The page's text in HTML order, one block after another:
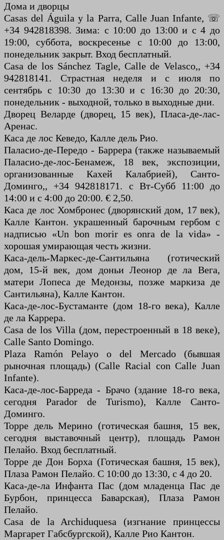
Дома и дворцы
Casas del Águila y la Parra, Calle Juan Infante, ☏
+34 942818398. Зима: с 10:00 до 13:00 и с 4 до
19:00, суббота, воскресенье с 10:00 до 13:00,
понедельник закрыт. Вход бесплатный.
Casa de los Sánchez Tagle, Calle de Velasco,, +34
942818141. Страстная неделя и с июля по
сентябрь с 10:30 до 13:30 и с 16:30 до 20:30,
понедельник - выходной, только в выходные дни.
Дворец Веларде (дворец, 15 век), Пласа-де-лас-
Аренас.
Каса де лос Кеведо, Калле дель Рио.
Паласио-де-Передо - Баррера (также называемый
Паласио-де-лос-Бенамеж, 18 век, экспозиции,
организованные Кахей Калабрией), Санто-
Доминго,, +34 942818171. с Вт-Субб 11:00 до
14:00 и с 4:00 до 20:00. € 2,50.
Каса де лос Хомбронес (дворянский дом, 17 век),
Калле Кантон. украшенный барочным гербом с
надписью «Un bon morir es onra de la vida» -
хорошая умирающая честь жизни.
Каса-дель-Маркес-де-Сантильяна (готический
дом, 15-й век, дом доньи Леонор де ла Вега,
матери Лопеса де Медонзы, позже маркиза де
Сантильяна), Калле Кантон.
Каса-де-лос-Бустаманте (дом 18-го века), Калле
де ла Каррера.
Casa de los Villa (дом, перестроенный в 18 веке),
Calle Santo Domingo.
Plaza Ramón Pelayo o del Mercado (бывшая
рыночная площадь) (Calle Racial con Calle Juan
Infante).
Каса-де-лос-Барреда - Брачо (здание 18-го века,
сегодня Parador de Turismo), Калле Санто-
Доминго.
Торре дель Мерино (готическая башня, 15 век,
сегодня выставочный центр), площадь Рамон
Пелайо. Вход бесплатный.
Торре де Дон Борха (Готическая башня, 15 век),
Плаза Рамон Пелайо. С 10:00 до 13:30, с 4 до 20.
Каса-де-ла Инфанта Пас (дом младенца Пас де
Бурбон, принцесса Баварская), Плаза Рамон
Пелайо.
Casa de la Archiduquesa (изгнание принцессы
Маргарет Габсбургской), Калле Рио Кантон.